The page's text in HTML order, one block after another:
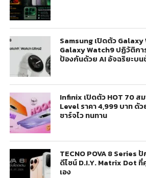
Samsung เปิดตัว
Galaxy Watch9 ปฏิวัติก
ป้องกันด้วย AI อัจฉริยะบ
Infinix เปิดตัว HOT 70 ส
Level ราคา 4,999 บาท ด้
ชาร์จไว ทนทาน
TECNO POVA 8 Series
ดีไซน์ D.I.Y. Matrix Dot
เอง